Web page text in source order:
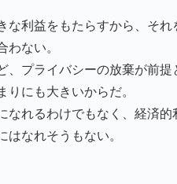
な利益をもたらすから、そ
わない。
、プライバシーの放棄が前
にも大きいからだ。
なれるわけでもなく、経済
はなれそうもない。